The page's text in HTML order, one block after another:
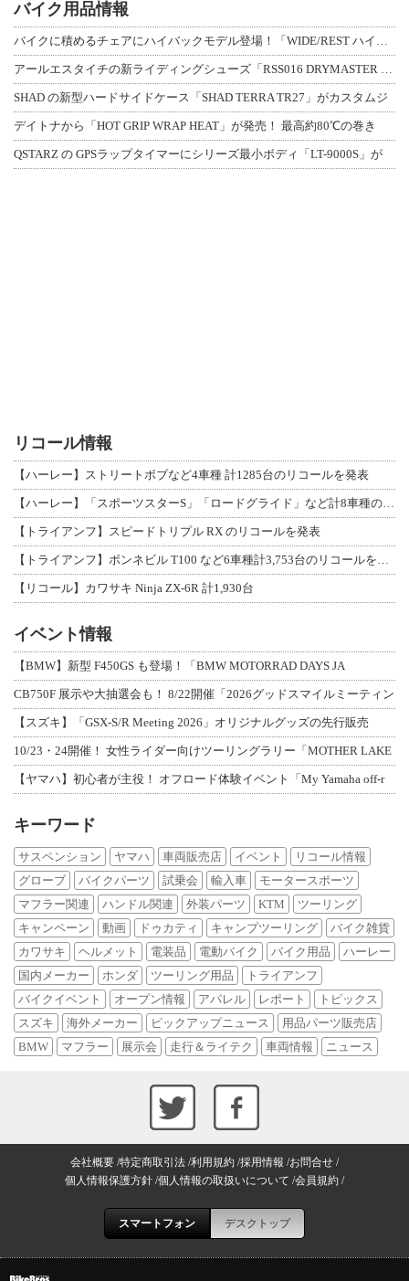
バイク用品情報
SHAD の新型ハードサイドケース「SHAD TERRA TR27」がカスタムジ
デイトナから「HOT GRIP WRAP HEAT」が発売！ 最高約80℃の巻き
QSTARZ の GPSラップタイマーにシリーズ最小ボディ「LT-9000S」が
リコール情報
【ハーレー】ストリートボブなど4車種 計1285台のリコールを発表
【トライアンフ】スピードトリプル RX のリコールを発表
【リコール】カワサキ Ninja ZX-6R 計1,930台
イベント情報
【BMW】新型 F450GS も登場！「BMW MOTORRAD DAYS JA
CB750F 展示や大抽選会も！ 8/22開催「2026グッドスマイルミーティン
【スズキ】「GSX-S/R Meeting 2026」オリジナルグッズの先行販売
10/23・24開催！ 女性ライダー向けツーリングラリー「MOTHER LAKE
【ヤマハ】初心者が主役！ オフロード体験イベント「My Yamaha off-r
キーワード
サスペンション ヤマハ 車両販売店 イベント
リコール情報
グローブ
バイクパーツ 試乗会 輸入車
モータースポーツ
マフラー関連
ハンドル関連 外装パーツ KTM
ツーリング
キャンペーン
動画 ドゥカティ キャンプツーリング
バイク雑貨
カワサキ
ヘルメット 電装品 電動バイク バイク用品
ハーレー
国内メーカー
ホンダ ツーリング用品
トライアンフ
バイクイベント
オープン情報 アパレル レポート
トピックス
スズキ
海外メーカー ピックアップニュース
用品パーツ販売店
BMW
マフラー 展示会 走行＆ライテク 車両情報 ニュース
会社概要 特定商取引法 利用規約 採用情報 お問合せ
個人情報保護方針 個人情報の取扱いについて 会員規約
スマートフォン デスクトップ